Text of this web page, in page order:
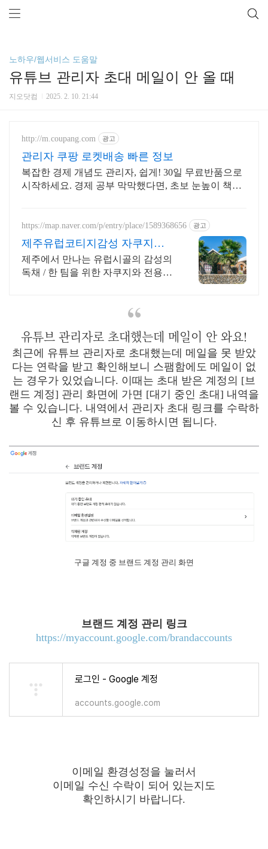
노하우/웹서비스 도움말
유튜브 관리자 초대 메일이 안 올 때
지오닷컴 2025. 2. 10. 21:44
http://m.coupang.com 광고
관리자 쿠팡 로켓배송 빠른 정보
복잡한 경제 개념도 관리자, 쉽게! 30일 무료반품으로
시작하세요. 경제 공부 막막했다면, 초보 눈높이 책으
https://map.naver.com/p/entry/place/1589368656 광고
제주유럽코티지감성 자쿠지독
채 프라이빗 제주여행, 유럽감성
제주에서 만나는 유럽시골의 감성의
독채 / 한 팀을 위한 자쿠지와 전용온
자쿠지와 전용온실바베큐
유튜브 관리자로 초대했는데 메일이 안 와요!
최근에 유튜브 관리자로 초대했는데 메일을 못 받았
다는 연락을 받고 확인해보니 스팸함에도 메일이 없
는 경우가 있었습니다. 이때는 초대 받은 계정의 [브
랜드 계정] 관리 화면에 가면 [대기 중인 초대] 내역을
볼 수 있습니다. 내역에서 관리자 초대 링크를 수락하
신 후 유튜브로 이동하시면 됩니다.
구글 계정 중 브랜드 계정 관리 화면
브랜드 계정 관리 링크
https://myaccount.google.com/brandaccounts
로그인 - Google 계정
accounts.google.com
이메일 환경성정을 눌러서
이메일 수신 수락이 되어 있는지도
확인하시기 바랍니다.